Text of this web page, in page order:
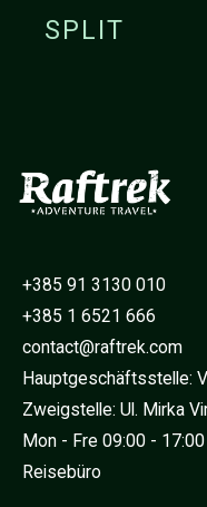
SPLIT
+385 91 3130 010
+385 1 6521 666
contact@raftrek.com
Hauptgeschäftsstelle:
Zweigstelle: Ul. Mirka
Mon - Fre 09:00 - 17:00
Reisebüro